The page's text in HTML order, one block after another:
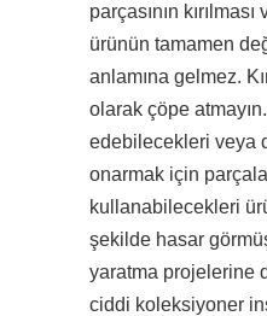
parçasının
ürünün tamamen
anlamına gelmez.
olarak çöpe
edebilecekleri veya
onarmak için
kullanabilecekleri
şekilde hasar
yaratma projelerine
ciddi koleksiyoner